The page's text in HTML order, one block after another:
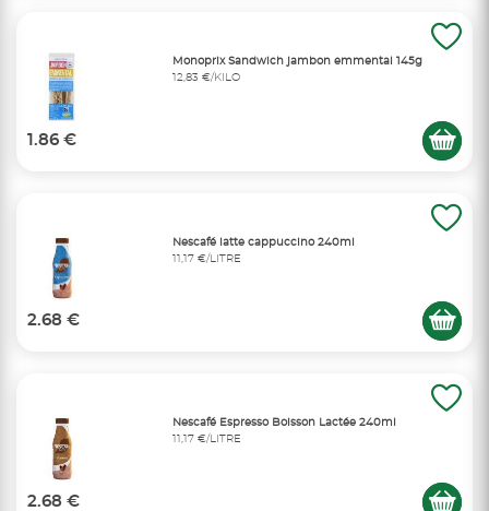
Monoprix Sandwich jambon emmental 145g
12,83 €/KILO
1.86 €
Nescafé latte cappuccino 240ml
11,17 €/LITRE
2.68 €
Nescafé Espresso Boisson Lactée 240ml
11,17 €/LITRE
2.68 €